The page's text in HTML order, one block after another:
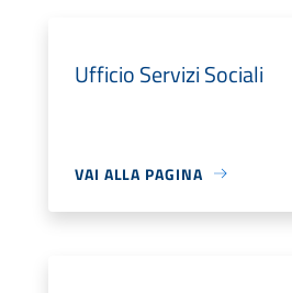
Ufficio Servizi Sociali
VAI ALLA PAGINA